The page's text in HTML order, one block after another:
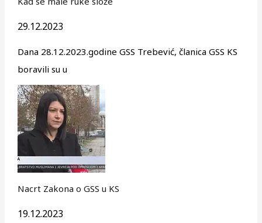
29.12.2023
Dana 28.12.2023.godine GSS Trebević, članica GSS KS
boravili su u
Nacrt Zakona o GSS u KS
19.12.2023